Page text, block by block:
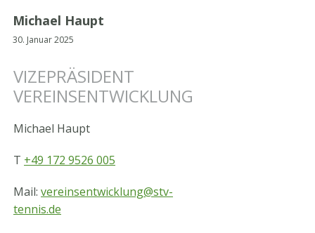
Michael Haupt
30. Januar 2025
VIZEPRÄSIDENT
VEREINSENTWICKLUNG
Michael Haupt
T +49 172 9526 005
Mail: vereinsentwicklung@stv-
tennis.de